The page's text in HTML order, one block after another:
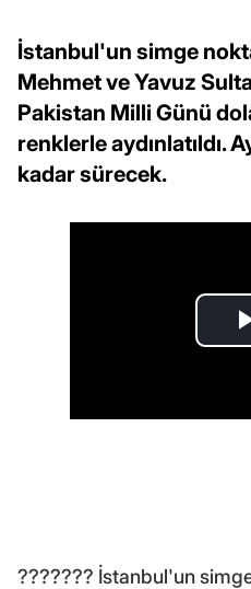
İstanbul'un simge
Mehmet ve Yavuz
Pakistan Milli Günü
renklerle aydınlatıldı.
kadar sürecek.
??????? İstanbul'un